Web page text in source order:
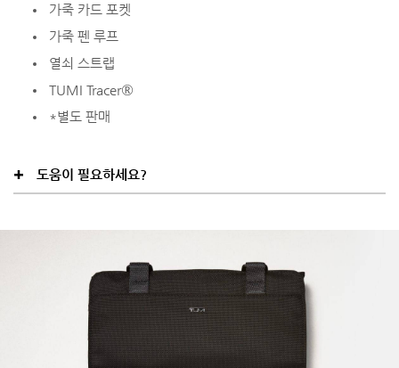
가죽 카드 포켓
가죽 펜 루프
열쇠 스트랩
TUMI Tracer®
*별도 판매
도움이 필요하세요?